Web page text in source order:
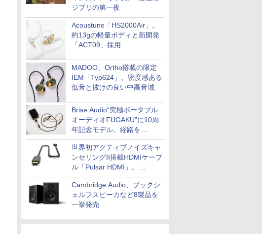
ジブリの第一夜
Acoustune「HS2000Air」。
約13gの軽量ボディと新開発
「ACT09」採用
MADOO、Ortho搭載の限定
IEM「Typ624」。密度感ある
低音と抜けの良い中高音域
Brise Audio“究極ポータブル
オーディオFUGAKU”に10周
年記念モデル。経路を
NISHIKIで統一。400万円
世界初アクティブノイズキャ
ンセリングII搭載HDMIケーブ
ル「Pulsar HDMI」。
SilentPowerから
Cambridge Audio、ブックシ
ェルフスピーカなど8製品を
一挙発売